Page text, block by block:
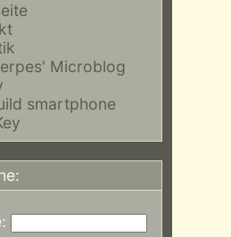
Microblog
smartphone